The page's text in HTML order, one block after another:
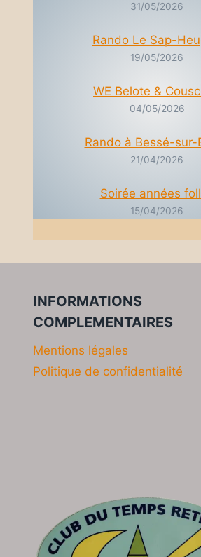
31/05/2026
Rando Le Sap-
19/05/2026
WE Belote &
04/05/2026
Rando à Bessé-sur-
21/04/2026
Soirée années
15/04/2026
INFORMATIONS
COMPLEMENTAIRES
Mentions légales
Politique de confidentialité